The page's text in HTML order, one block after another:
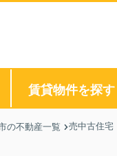
賃貸物件を探す
の不動産一覧 売中古住